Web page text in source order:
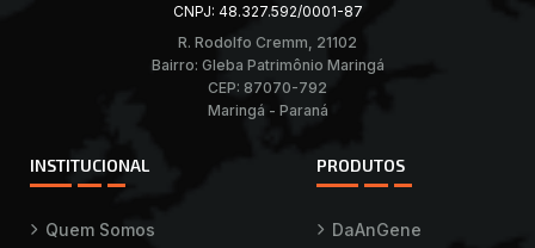
CNPJ: 48.327.592/0001-87
R. Rodolfo Cremm, 21102
Bairro: Gleba Patrimônio Maringá
CEP: 87070-792
Maringá - Paraná
INSTITUCIONAL
Quem Somos
PRODUTOS
DaAnGene